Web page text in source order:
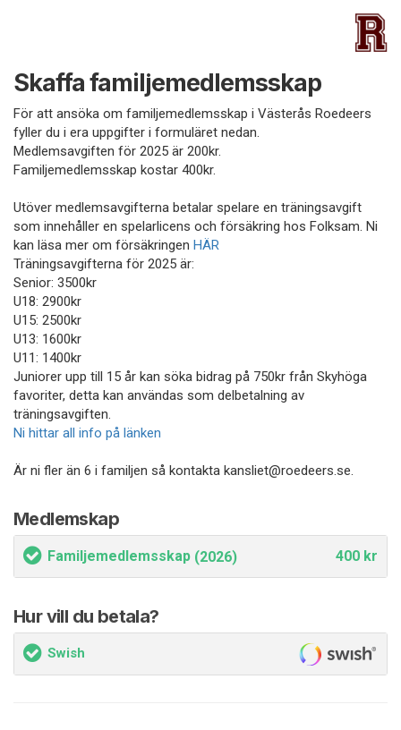
Skaffa familjemedlemsskap
För att ansöka om familjemedlemsskap i Västerås Roedeers
fyller du i era uppgifter i formuläret nedan.
Medlemsavgiften för 2025 är 200kr.
Familjemedlemsskap kostar 400kr.
Utöver medlemsavgifterna betalar spelare en träningsavgift
som innehåller en spelarlicens och försäkring hos Folksam. Ni
kan läsa mer om försäkringen HÄR
Träningsavgifterna för 2025 är:
Senior: 3500kr
U18: 2900kr
U15: 2500kr
U13: 1600kr
U11: 1400kr
Juniorer upp till 15 år kan söka bidrag på 750kr från Skyhöga
favoriter, detta kan användas som delbetalning av
träningsavgiften.
Ni hittar all info på länken
Är ni fler än 6 i familjen så kontakta kansliet@roedeers.se.
Medlemskap
Familjemedlemsskap (2026) 400 kr
Hur vill du betala?
Swish